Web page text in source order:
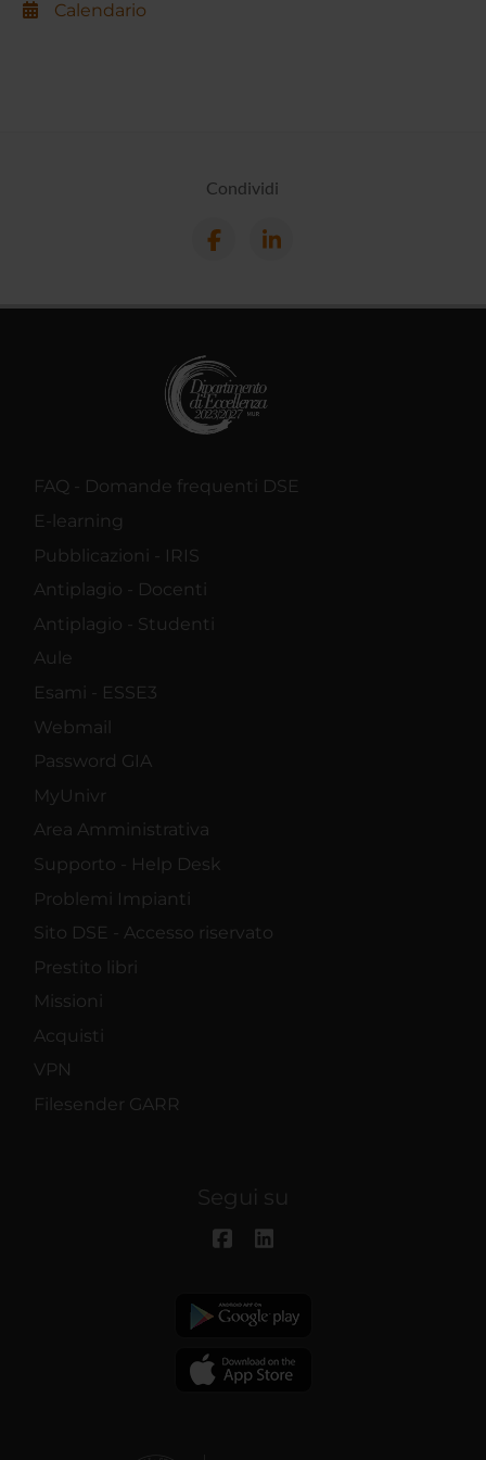
Calendario
Condividi
FAQ - Domande frequenti DSE
E-learning
Pubblicazioni - IRIS
Antiplagio - Docenti
Antiplagio - Studenti
Aule
Esami - ESSE3
Webmail
Password GIA
MyUnivr
Area Amministrativa
Supporto - Help Desk
Problemi Impianti
Sito DSE - Accesso riservato
Prestito libri
Missioni
Acquisti
VPN
Filesender GARR
Segui su